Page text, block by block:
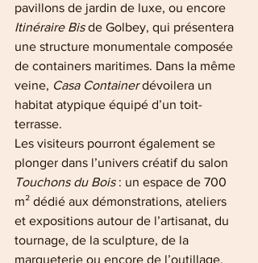
pavillons de jardin de luxe, ou encore
Itinéraire Bis de Golbey, qui présentera
une structure monumentale composée
de containers maritimes. Dans la même
veine, Casa Container dévoilera un
habitat atypique équipé d’un toit-
terrasse.
Les visiteurs pourront également se
plonger dans l’univers créatif du salon
Touchons du Bois : un espace de 700
m² dédié aux démonstrations, ateliers
et expositions autour de l’artisanat, du
tournage, de la sculpture, de la
marqueterie ou encore de l’outillage.